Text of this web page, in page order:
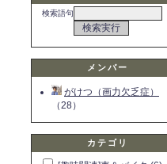
検索語句
メンバー
がけつ（画力欠乏症）
（28）
カテゴリ